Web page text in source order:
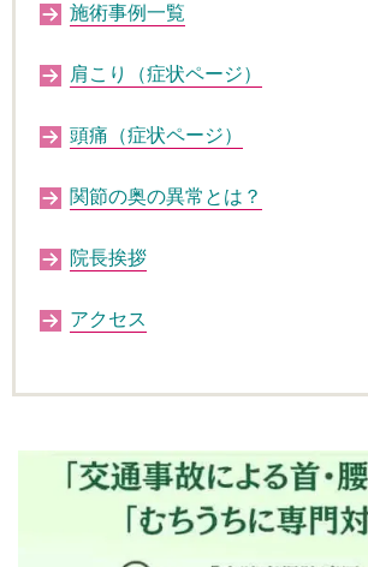
施術事例一覧
肩こり（症状ページ）
頭痛（症状ページ）
関節の奥の異常とは？
院長挨拶
アクセス